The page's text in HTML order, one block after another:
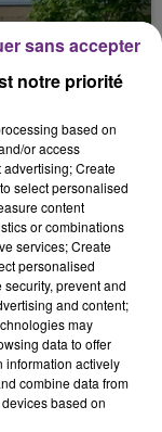
FERME
ville
de
notre priorité
based on
or access
Create
select personalised
content
or combinations
services; Create
personalised
prevent and
and content;
may
data to offer
information actively
combine data from
based on
sans accepter